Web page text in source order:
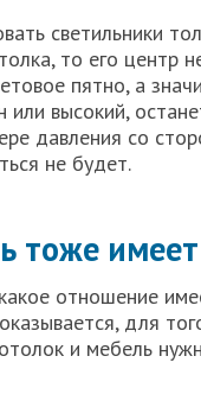
светильники
то его центр
пятно, а
или высокий,
давления со
не будет.
тоже
отношение
для
и мебель